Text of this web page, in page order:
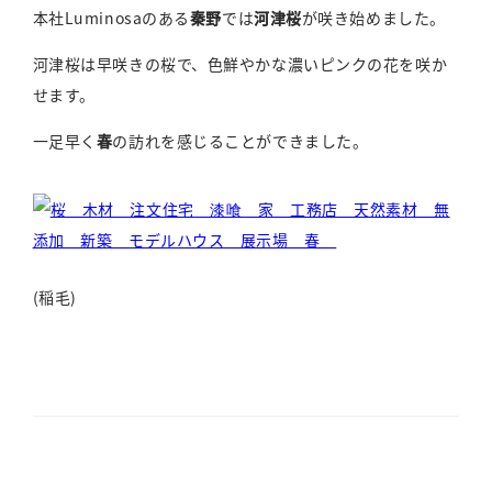
本社Luminosaのある秦野では河津桜が咲き始めました。
河津桜は早咲きの桜で、色鮮やかな濃いピンクの花を咲か
せます。
一足早く 春の訪れを感じることができました。
(稲毛)